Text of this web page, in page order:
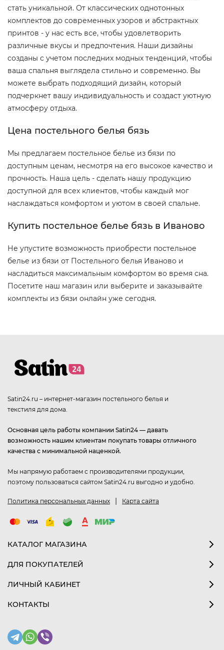
стать уникальной. От классических однотонных
комплектов до современных узоров и абстрактных
принтов - у нас есть все, чтобы удовлетворить
различные вкусы и предпочтения. Наши дизайны
созданы с учетом последних модных тенденций, чтобы
ваша спальня выглядела стильно и современно. Вы
можете выбрать подходящий дизайн, который
подчеркнет вашу индивидуальность и создаст уютную
атмосферу отдыха.
Цена постельного белья бязь
Мы предлагаем постельное белье из бязи по
доступным ценам, несмотря на его высокое качество и
прочность. Наша цель - сделать нашу продукцию
доступной для всех клиентов, чтобы каждый мог
наслаждаться комфортом и уютом в своей спальне.
Купить постельное белье бязь в Иваново
Не упустите возможность приобрести постельное
белье из бязи от Постельного белья Иваново и
насладиться максимальным комфортом во время сна.
Посетите наш магазин или выберите и заказывайте
комплекты из бязи онлайн уже сегодня.
Satin24.ru – интернет-магазин постельного белья и
текстиля для дома.
Основная цель работы компании Satin24 — давать
возможность нашим клиентам покупать товары отличного
качества с минимальной наценкой.
Мы напрямую работаем с производителями продукции,
поэтому пользоваться сайтом Satin24.ru выгодно и удобно.
Политика персональных данных | Карта сайта
КАТАЛОГ МАГАЗИНА
ДЛЯ ПОКУПАТЕЛЕЙ
ЛИЧНЫЙ КАБИНЕТ
КОНТАКТЫ